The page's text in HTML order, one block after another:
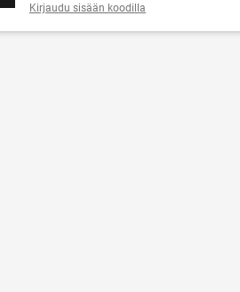
Kirjaudu sisään koodilla